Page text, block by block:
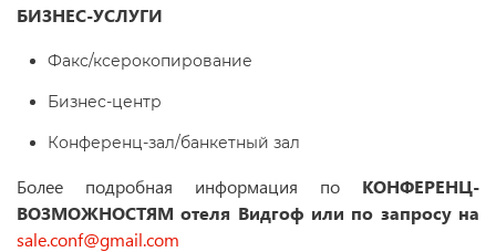
БИЗНЕС-УСЛУГИ
Факс/ксерокопирование
Бизнес-центр
Конференц-зал/банкетный зал
Более подробная информация по КОНФЕРЕНЦ-
ВОЗМОЖНОСТЯМ отеля Видгоф или по запросу на
sale.conf@gmail.com